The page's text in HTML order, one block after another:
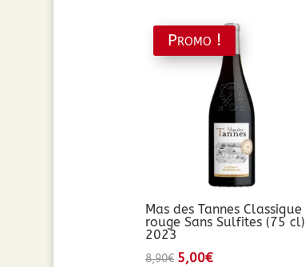
Promo !
Mas des Tannes Classique
rouge Sans Sulfites (75 cl)
2023
8,90€ Le
5,00€Le